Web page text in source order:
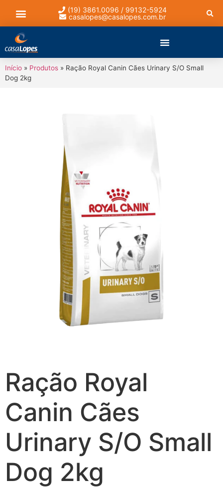
(19) 3861.0096 / 99132-5924
casalopes@casalopes.com.br
Início » Produtos » Ração Royal Canin Cães Urinary S/O Small
Dog 2kg
Ração Royal
Canin Cães
Urinary S/O Small
Dog 2kg